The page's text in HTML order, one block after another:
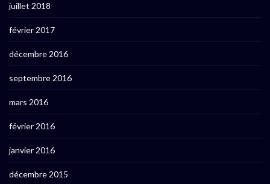
juillet 2018
février 2017
décembre 2016
septembre 2016
mars 2016
février 2016
janvier 2016
décembre 2015